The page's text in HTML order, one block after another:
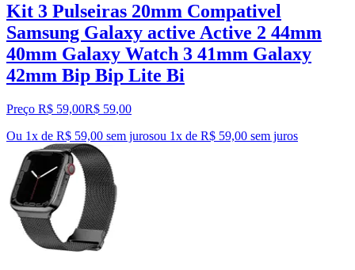
Kit 3 Pulseiras 20mm Compativel
Samsung Galaxy active Active 2 44mm
40mm Galaxy Watch 3 41mm Galaxy
42mm Bip Bip Lite Bi
Preço R$ 59,00R$ 59,00
Ou 1x de R$ 59,00 sem jurosou 1x de R$ 59,00 sem juros